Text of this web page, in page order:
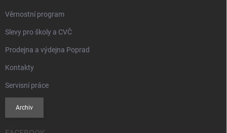
Věrnostní program
Slevy pro školy a CVČ
Prodejna a výdejna Poprad
Kontakty
Servisní práce
Archiv